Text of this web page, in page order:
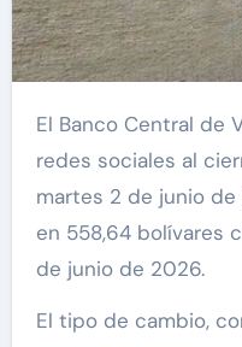
El Banco Central de Venezuela publicó en sus
redes sociales al
martes 2 de junio
en 558,64 bolívares
de junio de 2026.
El tipo de cambio,